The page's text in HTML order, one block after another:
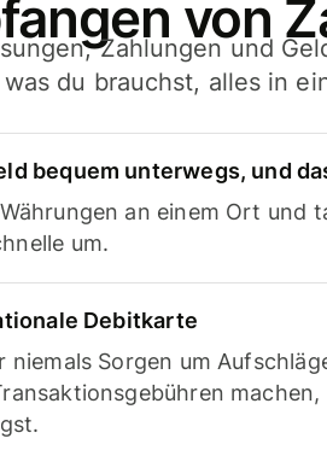
von
Zahlungen und
du brauchst, alles in
bequem unterwegs, und
an einem Ort und
um.
Debitkarte
niemals Sorgen um